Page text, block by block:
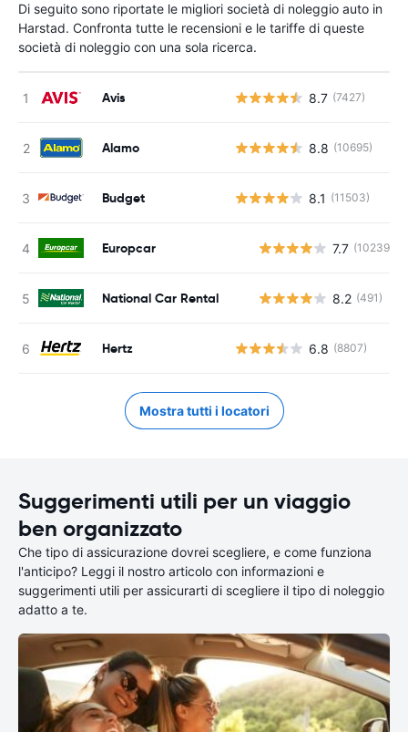
Di seguito sono riportate le migliori società di noleggio auto in
Harstad. Confronta tutte le recensioni e le tariffe di queste
società di noleggio con una sola ricerca.
Avis 8.7 (7427)
Alamo 8.8 (10695)
Budget 8.1 (11503)
Europcar 7.7 (10239)
National Car Rental 8.2 (491)
Hertz 6.8 (8807)
Mostra tutti i locatori
Suggerimenti utili per un viaggio
ben organizzato
Che tipo di assicurazione dovrei scegliere, e come funziona
l'anticipo? Leggi il nostro articolo con informazioni e
suggerimenti utili per assicurarti di scegliere il tipo di noleggio
adatto a te.